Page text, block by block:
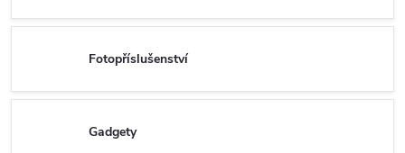
Fotopříslušenství
Gadgety